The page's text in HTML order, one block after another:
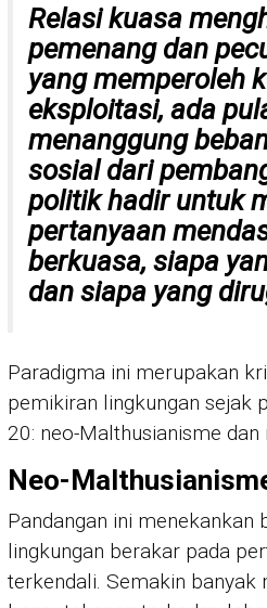
Relasi kuasa
pemenang dan
yang memperoleh
eksploitasi, ada
menanggung
sosial dari
politik hadir untuk
pertanyaan
berkuasa, siapa
dan siapa yang
Paradigma ini merupakan
pemikiran lingkungan sejak
20: neo-Malthusianisme
Neo-
Pandangan ini menekankan
lingkungan berakar pada
terkendali. Semakin banyak